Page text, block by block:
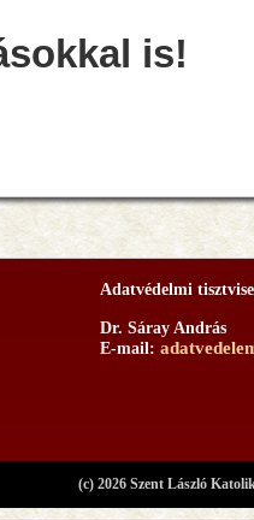
is!
Adatvédelmi
Dr. Sáray András
E-mail:
(c) 2026 Szent László